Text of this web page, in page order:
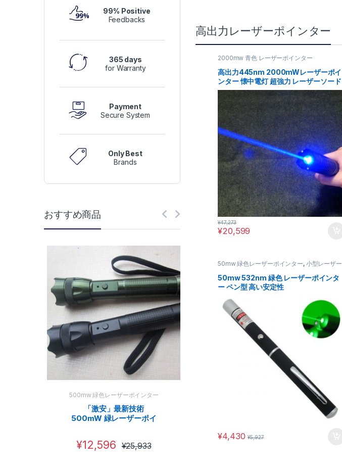
高出力レーザーポインター
2000mw 青色 レーザーポインター
高出力445nm 2000mWレーザーポイ
ンター 懐中電灯 超強力 レーザーソード
特売!
¥20,599
¥47,273
50mw 緑色レーザーポインター, 小型レーザー
ポインター
50mw 532nm 緑色 レーザーポインタ
ー ペン型 高い安定性
¥4,430 ¥5,927
99% Positive
Feedbacks
365 days
for Warranty
Payment
Secure System
Only Best
Brands
おすすめ商品
500mw 緑色レーザーポインター
「激安」最新技術
500mW 緑レーザーポイ
¥12,596 ¥25,933
2000mw 青
ンター